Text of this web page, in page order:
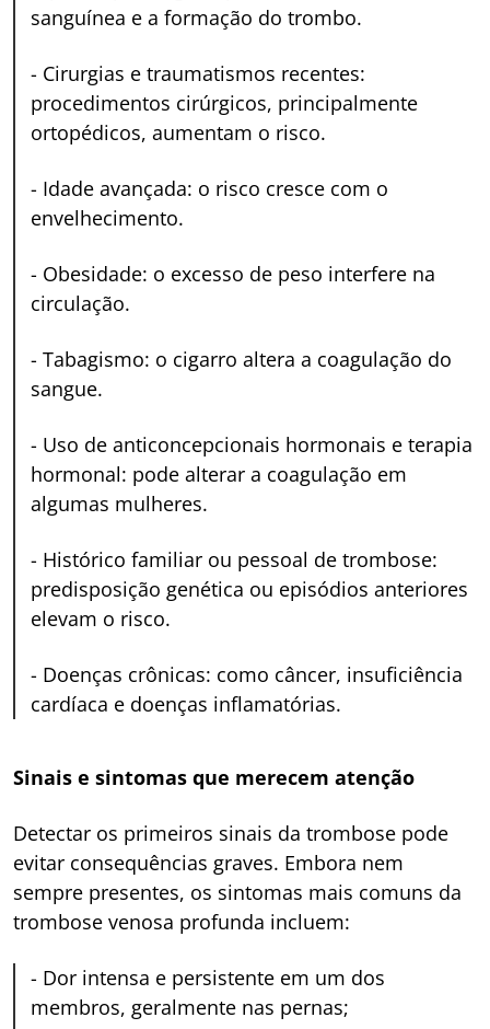
sanguínea e a formação do trombo.
- Cirurgias e traumatismos recentes:
procedimentos cirúrgicos, principalmente
ortopédicos, aumentam o risco.
- Idade avançada: o risco cresce com o
envelhecimento.
- Obesidade: o excesso de peso interfere na
circulação.
- Tabagismo: o cigarro altera a coagulação do
sangue.
- Uso de anticoncepcionais hormonais e terapia
hormonal: pode alterar a coagulação em
algumas mulheres.
- Histórico familiar ou pessoal de trombose:
predisposição genética ou episódios anteriores
elevam o risco.
- Doenças crônicas: como câncer, insuficiência
cardíaca e doenças inflamatórias.
Sinais e sintomas que merecem atenção
Detectar os primeiros sinais da trombose pode
evitar consequências graves. Embora nem
sempre presentes, os sintomas mais comuns da
trombose venosa profunda incluem:
- Dor intensa e persistente em um dos
membros, geralmente nas pernas;